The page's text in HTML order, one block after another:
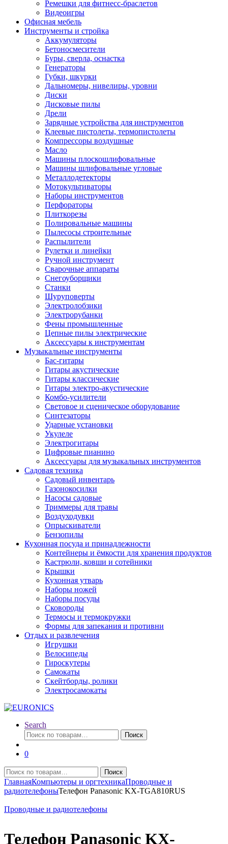
Ремешки для фитнесс-браслетов
Видеоигры
Офисная мебель
Инструменты и стройка
Аккумуляторы
Бетоносмесители
Буры, сверла, оснастка
Генераторы
Губки, шкурки
Дальномеры, нивелиры, уровни
Диски
Дисковые пилы
Дрели
Зарядные устройства для инструментов
Клеевые пистолеты, термопистолеты
Компрессоры воздушные
Масло
Машины плоскошлифовальные
Машины шлифовальные угловые
Металлодетекторы
Мотокультиваторы
Наборы инструментов
Перфораторы
Плиткорезы
Полировальные машины
Пылесосы строительные
Распылители
Рулетки и линейки
Ручной инструмент
Сварочные аппараты
Снегоуборщики
Станки
Шуруповерты
Электролобзики
Электрорубанки
Фены промышленные
Цепные пилы электрические
Аксессуары к инструментам
Музыкальные инструменты
Бас-гитары
Гитары акустические
Гитары классические
Гитары электро-акустические
Комбо-усилители
Световое и сценическое оборудование
Синтезаторы
Ударные установки
Укулеле
Электрогитары
Цифровые пианино
Аксессуары для музыкальных инструментов
Садовая техника
Садовый инвентарь
Газонокосилки
Насосы садовые
Триммеры для травы
Воздуходувки
Опрыскиватели
Бензопилы
Кухонная посуда и принадлежности
Контейнеры и ёмкости для хранения продуктов
Кастрюли, ковши и сотейники
Крышки
Кухонная утварь
Наборы ножей
Наборы посуды
Сковороды
Термосы и термокружки
Формы для запекания и противни
Отдых и развлечения
Игрушки
Велосипеды
Гироскутеры
Самокаты
Скейтборды, ролики
Электросамокаты
Search
Искать:
Поиск
0
Искать:
Поиск
ГлавнаяКомпьютеры и оргтехникаПроводные и
радиотелефоныТелефон Panasonic KX-TGA810RUS
Проводные и радиотелефоны
Телефон Panasonic KX-